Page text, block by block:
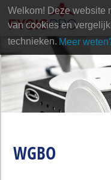
WGBO
Welkom! Deze website
van cookies en
technieken. Meer